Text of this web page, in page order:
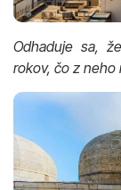
Odhaduje sa,
rokov, čo z neho